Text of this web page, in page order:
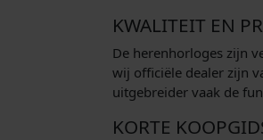
KWALITEIT EN
De herenhorloges zijn
wij officiële dealer zijn
uitgebreider vaak de
KORTE